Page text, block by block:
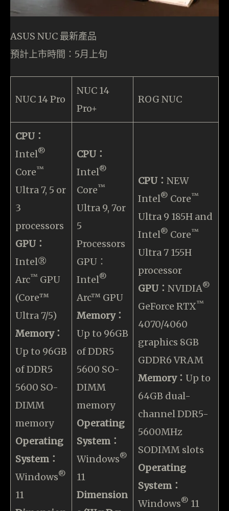
ASUS NUC 最新產品
預計上市時間：5月上旬
NUC 14 Pro
NUC 14
Pro+
ROG NUC
CPU：
Intel®
Core™
Ultra 7, 5 or
3
processors
GPU：
Intel®
Arc™ GPU
(Core™
Ultra 7/5)
Memory：
Up to 96GB
of DDR5
5600 SO-
DIMM
memory
Operating
System：
Windows®
11
CPU：
Intel®
Core™
Ultra 9, 7or
5
Processors
GPU：
Intel®
Arc™ GPU
Memory：
Up to 96GB
of DDR5
5600 SO-
DIMM
memory
Operating
System：
Windows®
11
Dimension
CPU： NEW
Intel® Core™
Ultra 9 185H and
Intel® Core™
Ultra 7 155H
processor
GPU： NVIDIA®
GeForce RTX™
4070/4060
graphics 8GB
GDDR6 VRAM
Memory： Up to
64GB dual-
channel DDR5-
5600MHz
SODIMM slots
Operating
System：
Windows® 11